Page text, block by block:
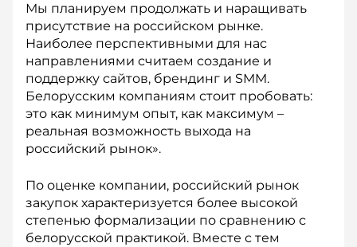
Мы планируем продолжать и наращивать
присутствие на российском рынке.
Наиболее перспективными для нас
направлениями считаем создание и
поддержку сайтов, брендинг и SMM.
Белорусским компаниям стоит пробовать:
это как минимум опыт, как максимум –
реальная возможность выхода на
российский рынок».
По оценке компании, российский рынок
закупок характеризуется более высокой
степенью формализации по сравнению с
белорусской практикой. Вместе с тем